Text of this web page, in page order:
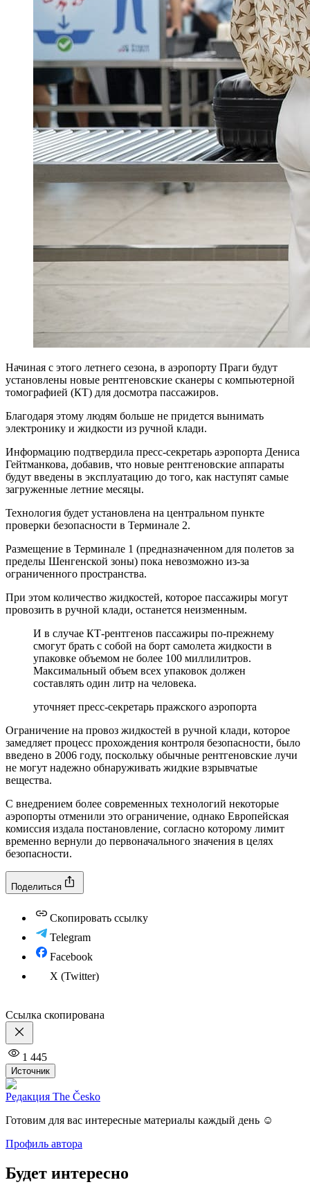
Начиная с этого летнего сезона, в аэропорту Праги будут
установлены новые рентгеновские сканеры с компьютерной
томографией (КТ) для досмотра пассажиров.
Благодаря этому людям больше не придется вынимать
электронику и жидкости из ручной клади.
Информацию подтвердила пресс-секретарь аэропорта Дениса
Гейтманкова, добавив, что новые рентгеновские аппараты
будут введены в эксплуатацию до того, как наступят самые
загруженные летние месяцы.
Технология будет установлена ​​на центральном пункте
проверки безопасности в Терминале 2.
Размещение в Терминале 1 (предназначенном для полетов за
пределы Шенгенской зоны) пока невозможно из-за
ограниченного пространства.
При этом количество жидкостей, которое пассажиры могут
провозить в ручной клади, останется неизменным.
И в случае КТ-рентгенов пассажиры по-прежнему
смогут брать с собой на борт самолета жидкости в
упаковке объемом не более 100 миллилитров.
Максимальный объем всех упаковок должен
составлять один литр на человека.
уточняет пресс-секретарь пражского аэропорта
Ограничение на провоз жидкостей в ручной клади, которое
замедляет процесс прохождения контроля безопасности, было
введено в 2006 году, поскольку обычные рентгеновские лучи
не могут надежно обнаруживать жидкие взрывчатые
вещества.
С внедрением более современных технологий некоторые
аэропорты отменили это ограничение, однако Европейская
комиссия издала постановление, согласно которому лимит
временно вернули до первоначального значения в целях
безопасности.
Поделиться
Скопировать ссылку
Telegram
Facebook
X (Twitter)
Ссылка скопирована
1 445
Источник
Редакция The Česko
Готовим для вас интересные материалы каждый день ☺️
Профиль автора
Будет интересно